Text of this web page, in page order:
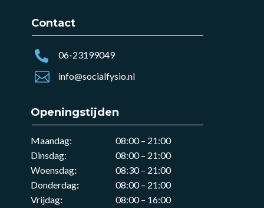
Contact
 06-23199049
 info@socialfysio.nl
Openingstijden
Maandag:
08:00 – 21:00
Dinsdag:
08:00 – 21:00
Woensdag:
08:30 – 21:00
Donderdag:
08:00 – 21:00
Vrijdag:
08:00 – 16:00